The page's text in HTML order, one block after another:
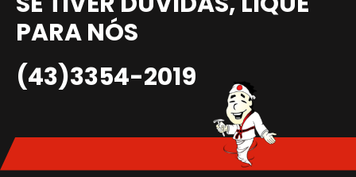
PARA NÓS
(43)3354-2019